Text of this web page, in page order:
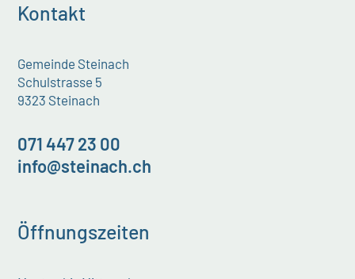
Kontakt
Gemeinde Steinach
Schulstrasse 5
9323 Steinach
071 447 23 00
info@steinach.ch
Öffnungszeiten